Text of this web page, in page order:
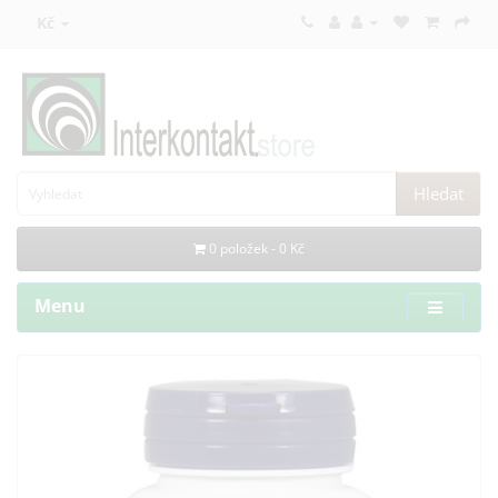
Kč
Hledat
0 položek - 0 Kč
Menu